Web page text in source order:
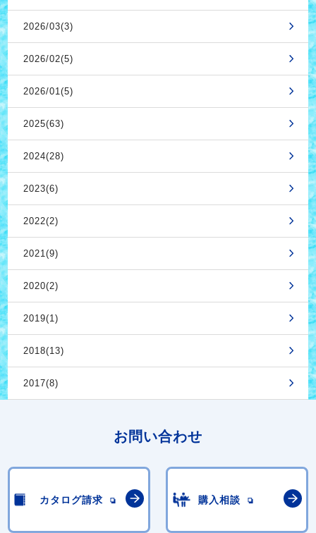
2026/03(3)
2026/02(5)
2026/01(5)
2025(63)
2024(28)
2023(6)
2022(2)
2021(9)
2020(2)
2019(1)
2018(13)
2017(8)
お問い合わせ
カタログ請求 購入相談